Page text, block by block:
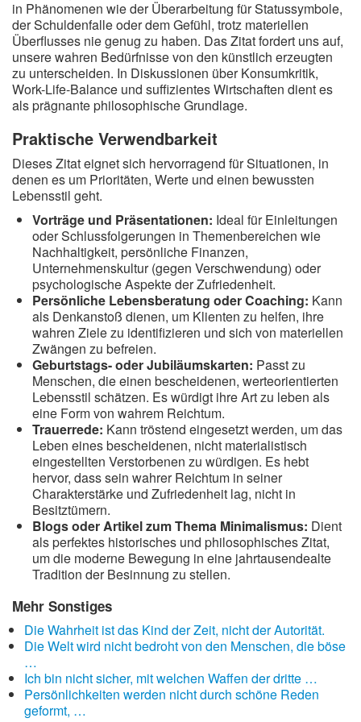
in Phänomenen wie der Überarbeitung für Statussymbole,
der Schuldenfalle oder dem Gefühl, trotz materiellen
Überflusses nie genug zu haben. Das Zitat fordert uns auf,
unsere wahren Bedürfnisse von den künstlich erzeugten
zu unterscheiden. In Diskussionen über Konsumkritik,
Work-Life-Balance und suffizientes Wirtschaften dient es
als prägnante philosophische Grundlage.
Praktische Verwendbarkeit
Dieses Zitat eignet sich hervorragend für Situationen, in
denen es um Prioritäten, Werte und einen bewussten
Lebensstil geht.
Vorträge und Präsentationen: Ideal für Einleitungen
oder Schlussfolgerungen in Themenbereichen wie
Nachhaltigkeit, persönliche Finanzen,
Unternehmenskultur (gegen Verschwendung) oder
psychologische Aspekte der Zufriedenheit.
Persönliche Lebensberatung oder Coaching: Kann
als Denkanstoß dienen, um Klienten zu helfen, ihre
wahren Ziele zu identifizieren und sich von materiellen
Zwängen zu befreien.
Geburtstags- oder Jubiläumskarten: Passt zu
Menschen, die einen bescheidenen, werteorientierten
Lebensstil schätzen. Es würdigt ihre Art zu leben als
eine Form von wahrem Reichtum.
Trauerrede: Kann tröstend eingesetzt werden, um das
Leben eines bescheidenen, nicht materialistisch
eingestellten Verstorbenen zu würdigen. Es hebt
hervor, dass sein wahrer Reichtum in seiner
Charakterstärke und Zufriedenheit lag, nicht in
Besitztümern.
Blogs oder Artikel zum Thema Minimalismus: Dient
als perfektes historisches und philosophisches Zitat,
um die moderne Bewegung in eine jahrtausendealte
Tradition der Besinnung zu stellen.
Mehr Sonstiges
Die Wahrheit ist das Kind der Zeit, nicht der Autorität.
Die Welt wird nicht bedroht von den Menschen, die böse
…
Ich bin nicht sicher, mit welchen Waffen der dritte …
Persönlichkeiten werden nicht durch schöne Reden
geformt, …